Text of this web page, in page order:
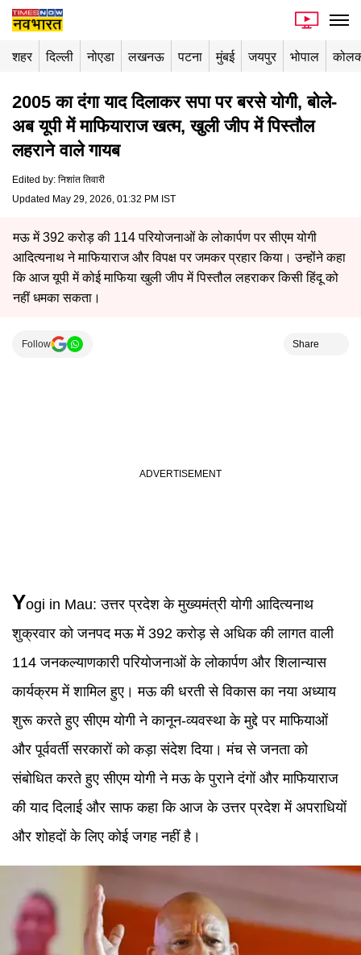
शहर दिल्ली नोएडा लखनऊ पटना मुंबई जयपुर भोपाल
2005 का दंगा याद दिलाकर सपा पर बरसे योगी, बोले-
अब यूपी में माफियाराज खत्म, खुली जीप में पिस्तौल
लहराने वाले गायब
Edited by: निशांत तिवारी
Updated May 29, 2026, 01:32 PM IST
मऊ में 392 करोड़ की 114 परियोजनाओं के लोकार्पण पर सीएम योगी
आदित्यनाथ ने माफियाराज और विपक्ष पर जमकर प्रहार किया। उन्होंने कहा
कि आज यूपी में कोई माफिया खुली जीप में पिस्तौल लहराकर किसी हिंदू को
नहीं धमका सकता।
Follow Share
Yogi in Mau: उत्तर प्रदेश के मुख्यमंत्री योगी आदित्यनाथ
शुक्रवार को जनपद मऊ में 392 करोड़ से अधिक की लागत वाली
114 जनकल्याणकारी परियोजनाओं के लोकार्पण और शिलान्यास
कार्यक्रम में शामिल हुए। मऊ की धरती से विकास का नया अध्याय
शुरू करते हुए सीएम योगी ने कानून-व्यवस्था के मुद्दे पर माफियाओं
और पूर्ववर्ती सरकारों को कड़ा संदेश दिया। मंच से जनता को
संबोधित करते हुए सीएम योगी ने मऊ के पुराने दंगों और माफियाराज
की याद दिलाई और साफ कहा कि आज के उत्तर प्रदेश में अपराधियों
और शोहदों के लिए कोई जगह नहीं है।